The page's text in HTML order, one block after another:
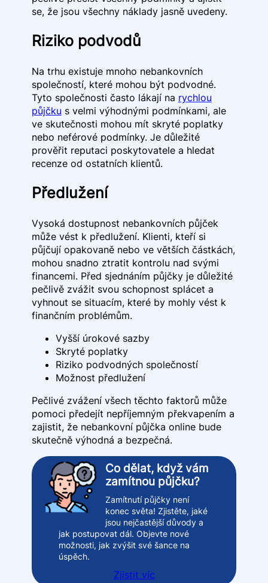
se, že jsou všechny náklady jasně uvedeny.
Riziko podvodů
Na trhu existuje mnoho nebankovních
společností, které mohou být podvodné.
Tyto společnosti často lákají na rychlou
půjčku s velmi výhodnými podmínkami, ale
ve skutečnosti mohou mít skryté poplatky
nebo neférové podmínky. Je důležité
prověřit reputaci poskytovatele a hledat
recenze od ostatních klientů.
Předlužení
Vysoká dostupnost nebankovních půjček
může vést k předlužení. Klienti, kteří si
půjčují opakovaně nebo ve větších částkách,
mohou snadno ztratit kontrolu nad svými
financemi. Před sjednáním půjčky je důležité
pečlivě zvážit svou schopnost splácet a
vyhnout se situacím, které by mohly vést k
finančním problémům.
Vyšší úrokové sazby
Skryté poplatky
Riziko podvodných společností
Možnost předlužení
Pečlivé zvážení všech těchto faktorů může
pomoci předejít nepříjemným překvapením a
zajistit, že nebankovní půjčka online bude
skutečně výhodná a bezpečná.
Co dělat, když vám
zamítnou půjčku?
Zamítnutí půjčky není
konec světa! Zjistěte, jaké
jsou nejčastější důvody a
jak postupovat dál. Objevte nové
možnosti, jak zvýšit své šance na
úspěch.
Zjistit víc